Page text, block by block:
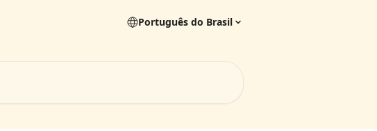
Português do Brasil